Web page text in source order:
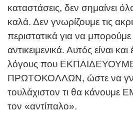
καταστάσεις, δεν σημαίνει
καλά. Δεν γνωρίζουμε τις
περιστατικά για να
αντικειμενικά. Αυτός είναι
λόγους που
ΠΡΩΤΟΚΟΛΛΩΝ, ώστε να
τουλάχιστον τι θα κάνουμε
τον «αντίπαλο».